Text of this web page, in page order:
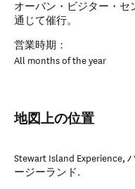
オーバン・ビジター・セ
通じて催行。
営業時期：
All months of the year
地図上の位置
Stewart Island Experience,
ージーランド.